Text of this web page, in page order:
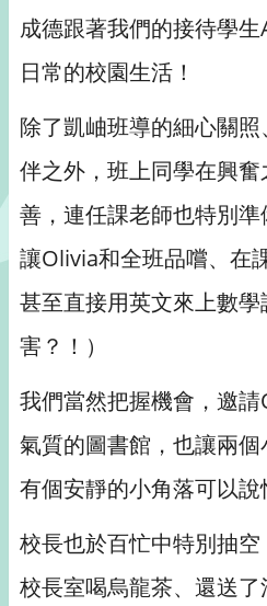
成德跟著我們的接待學
日常的校園生活！
除了凱岫班導的細心關
伴之外，班上同學在興
善，連任課老師也特別
讓Olivia和全班品嚐、在
甚至直接用英文來上數
害？！）
我們當然把握機會，邀
氣質的圖書館，也讓兩個
有個安靜的小角落可以說
校長也於百忙中特別抽
校長室喝烏龍茶、還送